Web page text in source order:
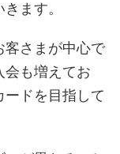
ます。
客さまが中心で
会も増えてお
ードを目指して